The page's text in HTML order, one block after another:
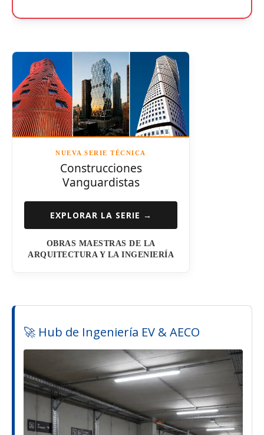
NUEVA SERIE TÉCNICA
Construcciones
Vanguardistas
EXPLORAR LA SERIE →
OBRAS MAESTRAS DE LA
ARQUITECTURA Y LA INGENIERÍA
🚀 Hub de Ingeniería EV & AECO